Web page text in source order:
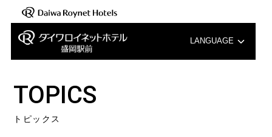
LANGUAGE
TOPICS
トピックス